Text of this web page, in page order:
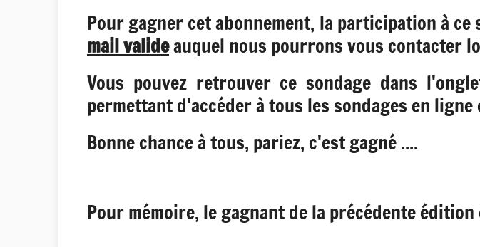
Pour gagner cet abonnement, la participation à
mail valideauquel nous pourrons vous contacter
Vous pouvez retrouver ce sondage dans
permettant d'accéder à tous les sondages en
Bonne chance à tous, pariez, c'est gagné ....
Pour mémoire, le gagnant de la précédente édition